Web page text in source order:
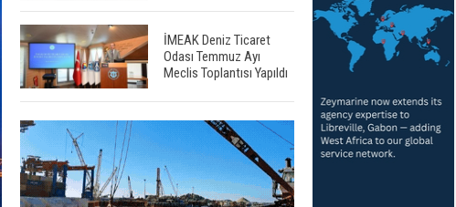
İMEAK Deniz Ticaret
Odası Temmuz Ayı
Meclis Toplantısı Yapıldı